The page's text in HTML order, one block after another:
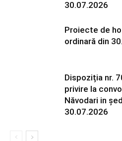
30.07.2026
Proiecte de
ordinară din
Dispoziția nr.
privire la
Năvodari in
30.07.2026